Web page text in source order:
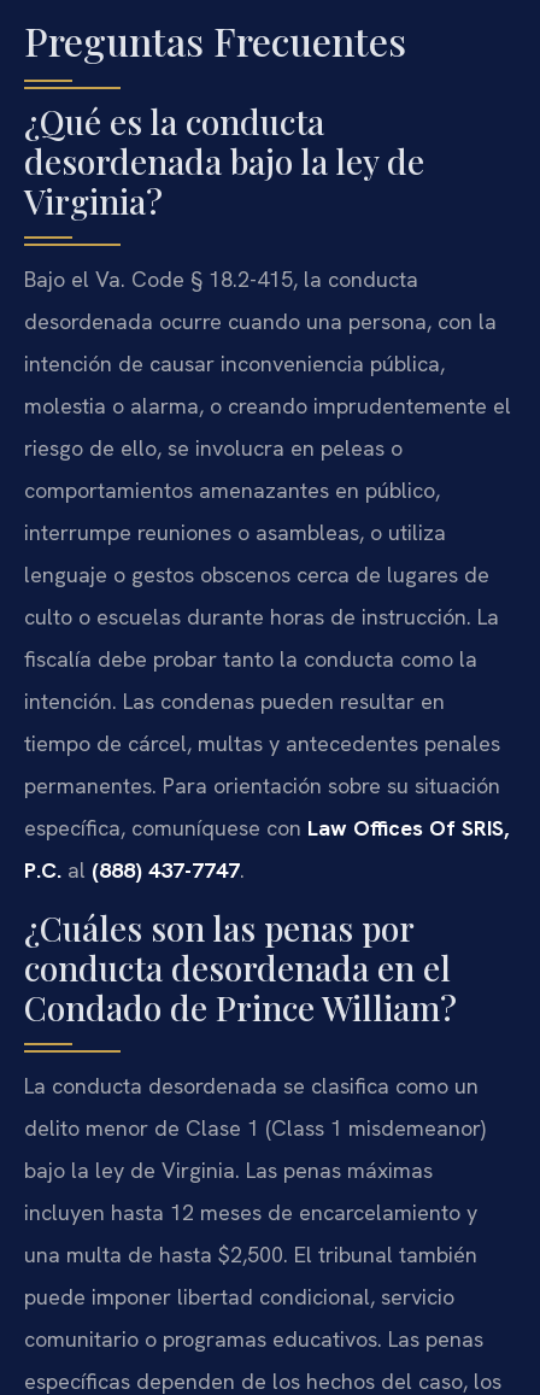
Preguntas Frecuentes
¿Qué es la conducta
desordenada bajo la ley de
Virginia?
Bajo el Va. Code § 18.2-415, la conducta
desordenada ocurre cuando una persona, con la
intención de causar inconveniencia pública,
molestia o alarma, o creando imprudentemente el
riesgo de ello, se involucra en peleas o
comportamientos amenazantes en público,
interrumpe reuniones o asambleas, o utiliza
lenguaje o gestos obscenos cerca de lugares de
culto o escuelas durante horas de instrucción. La
fiscalía debe probar tanto la conducta como la
intención. Las condenas pueden resultar en
tiempo de cárcel, multas y antecedentes penales
permanentes. Para orientación sobre su situación
específica, comuníquese con Law Offices Of SRIS,
P.C. al (888) 437-7747.
¿Cuáles son las penas por
conducta desordenada en el
Condado de Prince William?
La conducta desordenada se clasifica como un
delito menor de Clase 1 (Class 1 misdemeanor)
bajo la ley de Virginia. Las penas máximas
incluyen hasta 12 meses de encarcelamiento y
una multa de hasta $2,500. El tribunal también
puede imponer libertad condicional, servicio
comunitario o programas educativos. Las penas
específicas dependen de los hechos del caso, los